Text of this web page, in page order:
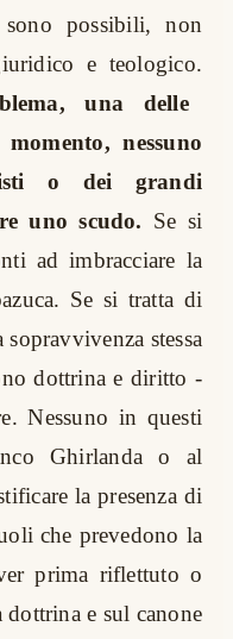
possibili, non
e teologico.
una delle
nessuno
o dei grandi
uno scudo. Se si
ad imbracciare la
Se si tratta di
stessa
dottrina e diritto -
Nessuno in questi
Ghirlanda o al
la presenza di
che prevedono la
prima riflettuto o
e sul canone